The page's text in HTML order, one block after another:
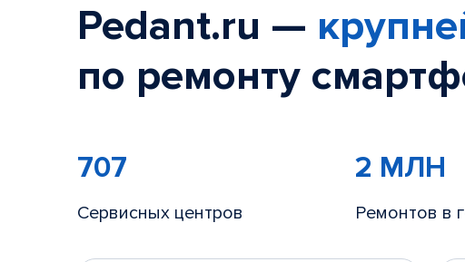
Pedant.ru —
по ремонту
707
Сервисных центров
2 МЛН
Ремонтов в